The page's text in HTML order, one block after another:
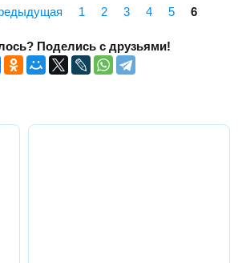
1 2 3 4 5 6
Поделись с друзьями!